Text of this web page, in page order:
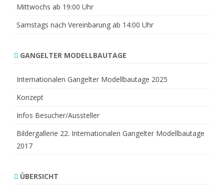
Mittwochs ab 19:00 Uhr
Samstags nach Vereinbarung ab 14:00 Uhr
GANGELTER MODELLBAUTAGE
Internationalen Gangelter Modellbautage 2025
Konzept
Infos Besucher/Aussteller
Bildergallerie 22. Internationalen Gangelter Modellbautage
2017
ÜBERSICHT